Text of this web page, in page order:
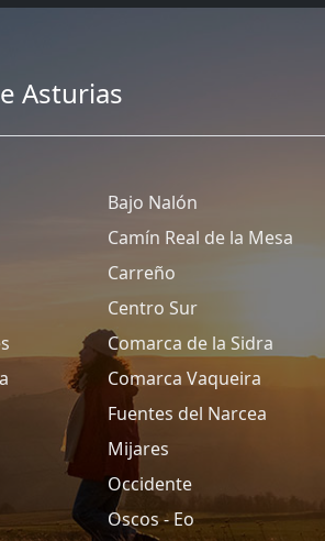
Asturias
Bajo Nalón
Camín Real de la Mesa
Carreño
Centro Sur
Comarca de la Sidra
Comarca Vaqueira
Fuentes del Narcea
Mijares
Occidente
Oscos - Eo